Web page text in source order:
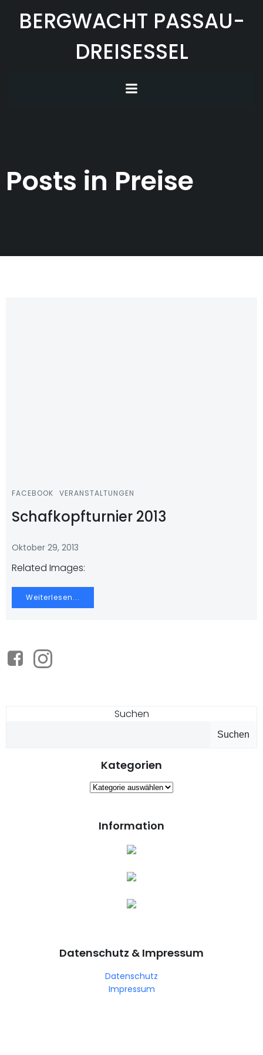
Inhalt
BERGWACHT PASSAU-
DREISESSEL
Posts in Preise
FACEBOOK VERANSTALTUNGEN
Schafkopfturnier 2013
Oktober 29, 2013
Related Images:
Weiterlesen...
Suchen
Suchen
Kategorien
Kategorien
Information
Datenschutz & Impressum
Datenschutz
Impressum